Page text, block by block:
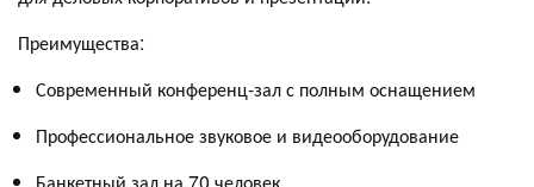
Преимущества:
Современный конференц-зал с полным оснащением
Профессиональное звуковое и видеооборудование
Банкетный зал на 70 человек